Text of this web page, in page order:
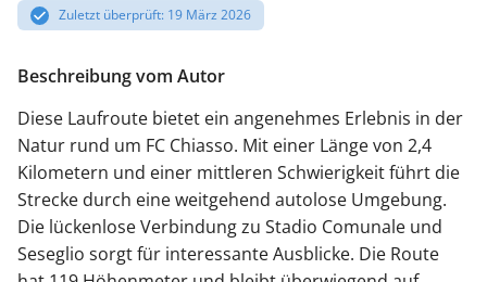
Zuletzt überprüft: 19 März 2026
Beschreibung vom Autor
Diese Laufroute bietet ein angenehmes Erlebnis in der
Natur rund um FC Chiasso. Mit einer Länge von 2,4
Kilometern und einer mittleren Schwierigkeit führt die
Strecke durch eine weitgehend autolose Umgebung.
Die lückenlose Verbindung zu Stadio Comunale und
Seseglio sorgt für interessante Ausblicke. Die Route